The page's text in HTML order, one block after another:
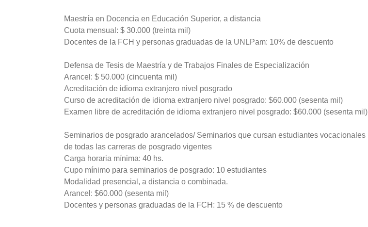
Maestría en Docencia en Educación Superior, a distancia
Cuota mensual: $ 30.000 (treinta mil)
Docentes de la FCH y personas graduadas de la UNLPam: 10% de descuento
Defensa de Tesis de Maestría y de Trabajos Finales de Especialización
Arancel: $ 50.000 (cincuenta mil)
Acreditación de idioma extranjero nivel posgrado
Curso de acreditación de idioma extranjero nivel posgrado: $60.000 (sesenta mil)
Examen libre de acreditación de idioma extranjero nivel posgrado: $60.000 (sesenta mil)
Seminarios de posgrado arancelados/ Seminarios que cursan estudiantes vocacionales
de todas las carreras de posgrado vigentes
Carga horaria mínima: 40 hs.
Cupo mínimo para seminarios de posgrado: 10 estudiantes
Modalidad presencial, a distancia o combinada.
Arancel: $60.000 (sesenta mil)
Docentes y personas graduadas de la FCH: 15 % de descuento